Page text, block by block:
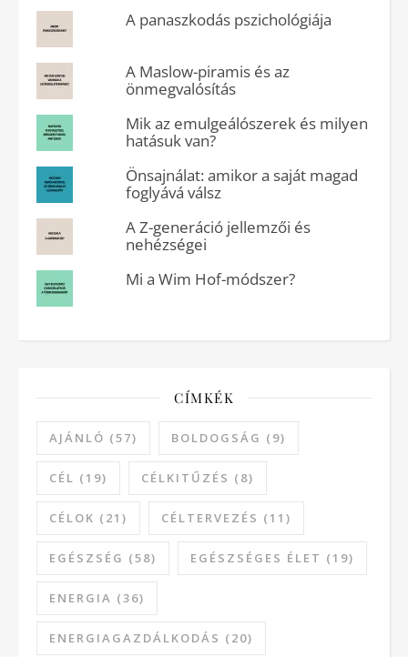
A panaszkodás pszichológiája
A Maslow-piramis és az
önmegvalósítás
Mik az emulgeálószerek és milyen
hatásuk van?
Önsajnálat: amikor a saját magad
foglyává válsz
A Z-generáció jellemzői és
nehézségei
Mi a Wim Hof-módszer?
CÍMKÉK
AJÁNLÓ (57) BOLDOGSÁG (9)
CÉL (19) CÉLKITŰZÉS (8)
CÉLOK (21) CÉLTERVEZÉS (11)
EGÉSZSÉG (58) EGÉSZSÉGES ÉLET (19)
ENERGIA (36)
ENERGIAGAZDÁLKODÁS (20)